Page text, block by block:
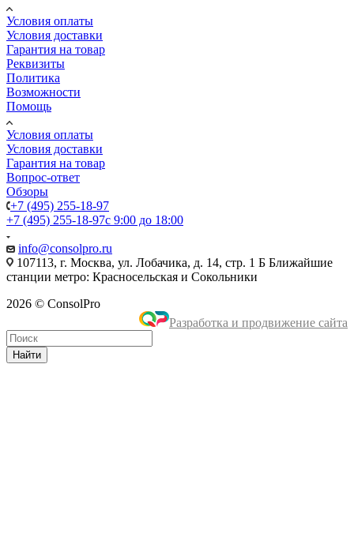
Условия оплаты
Условия доставки
Гарантия на товар
Реквизиты
Политика
Возможности
Помощь
Условия оплаты
Условия доставки
Гарантия на товар
Вопрос-ответ
Обзоры
+7 (495) 255-18-97
+7 (495) 255-18-97с 9:00 до 18:00
info@consolpro.ru
107113, г. Москва, ул. Лобачика, д. 14, стр. 1 Б Ближайшие
станции метро: Красносельская и Сокольники
2026 © ConsolPro
Разработка и продвижение сайта
Найти